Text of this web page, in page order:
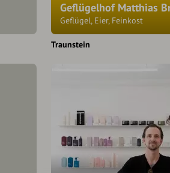
Geflügelhof Matthias
Geflügel, Eier, Feinkost
Traunstein